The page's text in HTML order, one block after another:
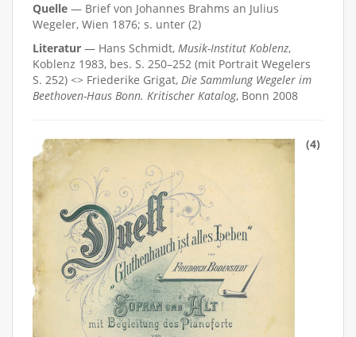
Quelle — Brief von Johannes Brahms an Julius
Wegeler, Wien 1876; s. unter (2)
Literatur — Hans Schmidt, Musik-Institut Koblenz,
Koblenz 1983, bes. S. 250–252 (mit Portrait Wegelers
S. 252) <> Friederike Grigat, Die Sammlung Wegeler im
Beethoven-Haus Bonn. Kritischer Katalog, Bonn 2008
(4)